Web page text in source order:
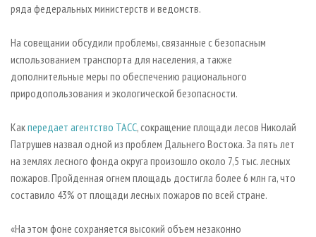
ряда федеральных министерств и ведомств.
На совещании обсудили проблемы, связанные с безопасным
использованием транспорта для населения, а также
дополнительные меры по обеспечению рационального
природопользования и экологической безопасности.
Какпередает агентство ТАСС, сокращение площади лесов Николай
Патрушев назвал одной из проблем Дальнего Востока. За пять лет
на землях лесного фонда округа произошло около 7,5 тыс. лесных
пожаров. Пройденная огнем площадь достигла более 6 млн га, что
составило 43% от площади лесных пожаров по всей стране.
«На этом фоне сохраняется высокий объем незаконно